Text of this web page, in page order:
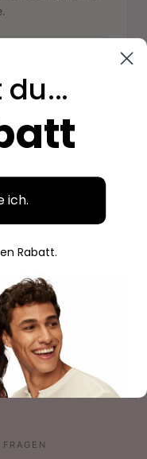
"
und
wieder.
ich.
Rabatt.